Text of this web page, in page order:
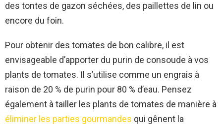
des tontes de gazon séchées, des paillettes de lin ou
encore du foin.
Pour obtenir des tomates de bon calibre, il est
envisageable d’apporter du purin de consoude à vos
plants de tomates. Il s’utilise comme un engrais à
raison de 20 % de purin pour 80 % d’eau. Pensez
également à tailler les plants de tomates de manière à
éliminer les parties gourmandes qui gênent la